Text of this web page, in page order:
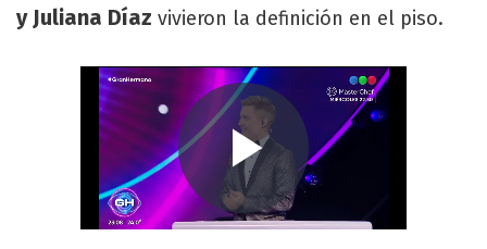
y Juliana Díaz vivieron la definición en el piso.